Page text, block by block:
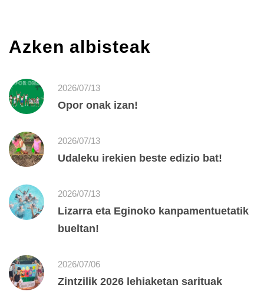
Azken albisteak
2026/07/13
Opor onak izan!
2026/07/13
Udaleku irekien beste edizio bat!
2026/07/13
Lizarra eta Eginoko kanpamentuetatik
bueltan!
2026/07/06
Zintzilik 2026 lehiaketan sarituak